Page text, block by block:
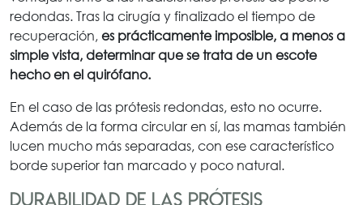
redondas. Tras la cirugía y finalizado el tiempo de
recuperación,es prácticamente imposible, a menos a
simple vista, determinar que se trata de un escote
hecho en el quirófano.
En el caso de las prótesis redondas, esto no ocurre.
Además de la forma circular en sí, las mamas también
lucen mucho más separadas, con ese característico
borde superior tan marcado y poco natural.
Durabilidad de las prótesis